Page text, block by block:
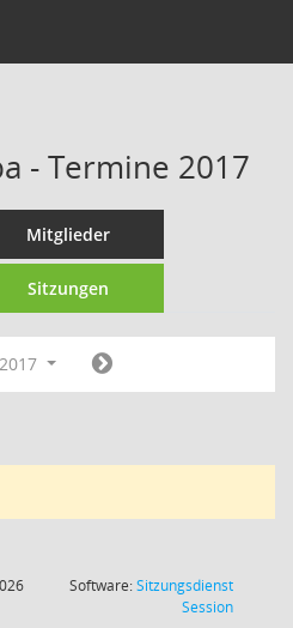
- Termine 2017
Mitglieder
Sitzungen
2017
Software:Sitzungsdienst
Session(Wird in